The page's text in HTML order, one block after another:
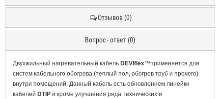
Отзывов (0)
Вопрос - ответ (0)
Двухжильный нагревательный кабель DEVIflex™применяется для
систем кабельного обогрева (теплый пол, обогрев труб и прочего)
внутри помещений. Данный кабель есть обновлением линейки
кабелей DTIP и кроме улучшения ряда технических и